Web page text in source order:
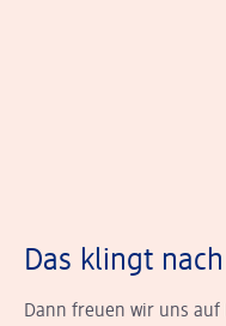
Das klingt
Dann freuen wir uns auf